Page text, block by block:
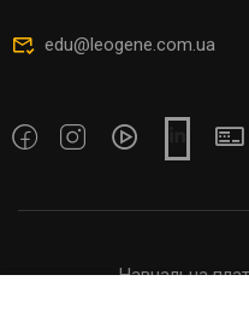
edu@leogene.com.ua
Навчальна